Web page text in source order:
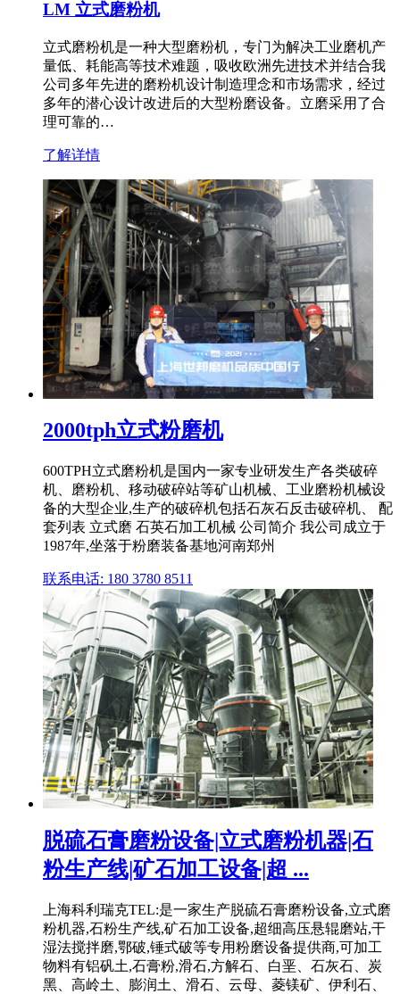
LM 立式磨粉机
立式磨粉机是一种大型磨粉机，专门为解决工业磨机产
量低、耗能高等技术难题，吸收欧洲先进技术并结合我
公司多年先进的磨粉机设计制造理念和市场需求，经过
多年的潜心设计改进后的大型粉磨设备。立磨采用了合
理可靠的…
了解详情
2000tph立式粉磨机
600TPH立式磨粉机是国内一家专业研发生产各类破碎
机、磨粉机、移动破碎站等矿山机械、工业磨粉机械设
备的大型企业,生产的破碎机包括石灰石反击破碎机、 配
套列表 立式磨 石英石加工机械 公司简介 我公司成立于
1987年,坐落于粉磨装备基地河南郑州
联系电话: 180 3780 8511
脱硫石膏磨粉设备|立式磨粉机器|石
粉生产线|矿石加工设备|超 ...
上海科利瑞克TEL:是一家生产脱硫石膏磨粉设备,立式磨
粉机器,石粉生产线,矿石加工设备,超细高压悬辊磨站,干
湿法搅拌磨,鄂破,锤式破等专用粉磨设备提供商,可加工
物料有铝矾土,石膏粉,滑石,方解石、白垩、石灰石、炭
黑、高岭土、膨润土、滑石、云母、菱镁矿、伊利石、